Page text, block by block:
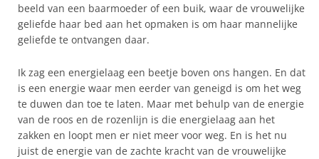
beeld van een baarmoeder of een buik, waar de vrouwelijke
geliefde haar bed aan het opmaken is om haar mannelijke
geliefde te ontvangen daar.
Ik zag een energielaag een beetje boven ons hangen. En dat
is een energie waar men eerder van geneigd is om het weg
te duwen dan toe te laten. Maar met behulp van de energie
van de roos en de rozenlijn is die energielaag aan het
zakken en loopt men er niet meer voor weg. En is het nu
juist de energie van de zachte kracht van de vrouwelijke